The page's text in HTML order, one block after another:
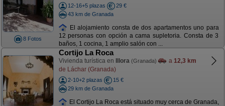
8 Fotos
12-16+5 plazas
29 €
43 km de Granada
El alojamiento consta de dos apartamentos uno para
12 personas con opción a cama supletoria. Consta de 3
baños, 1 cocina, 1 amplio salón con ...
Cortijo La Roca
Vivienda turística en Illora (Granada) a 12,3 km
de Láchar (Granada)
2-10+2 plazas
15 €
29 km de Granada
El Cortijo La Roca está situado muy cerca de Granada,